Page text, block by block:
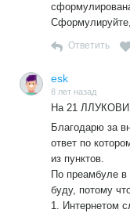
Ответить
esk
8 лет назад
На 21
Благодарю за
ответ по
из пунктов.
По преамбуле в
буду, потому
1. Интернетом